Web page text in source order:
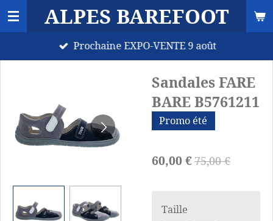
Passer
au
ALPES BAREFOOT
Prochaine EXPO-VENTE 9 août
Sandales FARE
BARE B5761211
Promo été
60,00 €75,00 €
Taille